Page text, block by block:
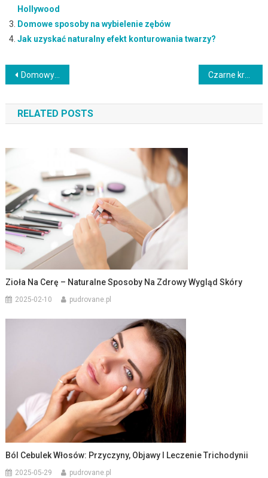
Hollywood
Domowe sposoby na wybielenie zębów
Jak uzyskać naturalny efekt konturowania twarzy?
Nawigacja
wpisu
Domowy peeling do ust – jak go przygotować i dlaczego warto? Czarne kropki na twarzy: Jak skutecznie zwalczać wągry?
RELATED POSTS
Zioła Na Cerę – Naturalne Sposoby Na Zdrowy Wygląd Skóry
2025-02-10 pudrovane.pl
Ból Cebulek Włosów: Przyczyny, Objawy I Leczenie Trichodynii
2025-05-29 pudrovane.pl